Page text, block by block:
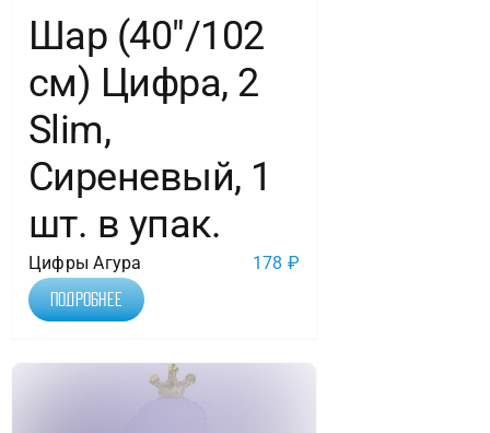
Шар (40″/102
см) Цифра, 2
Slim,
Сиреневый, 1
шт. в упак.
Цифры Агура 178 ₽
Подробнее